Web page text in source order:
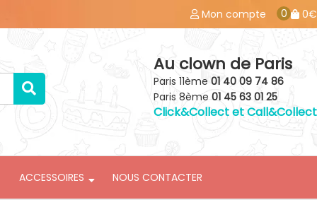
Mon compte 0 0€
Au clown de Paris
Paris 11ème 01 40 09 74 86
Paris 8ème 01 45 63 01 25
Click&Collect et Call&Collect
ACCESSOIRES NOUS CONTACTER